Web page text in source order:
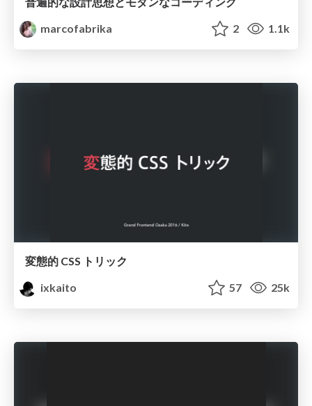
marcofabrika
2 1.1k
変態的 CSS トリック
ixkaito
57 25k